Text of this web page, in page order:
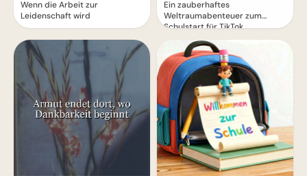
Wenn die Arbeit zur
Leidenschaft wird
Ein zauberhaftes
Weltraumabenteuer zum
Schulstart für TikTok